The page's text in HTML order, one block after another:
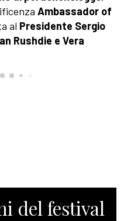
Ambassador of
al Presidente Sergio
Rushdie e Vera
del festival